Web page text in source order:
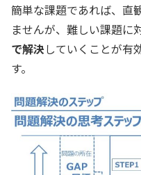
簡単な課題であれば、直
ませんが、難しい課題に
で解決していくことが有
す。